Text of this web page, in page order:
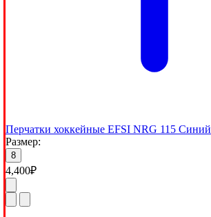
Перчатки хоккейные EFSI NRG 115 Синий
Размер:
8
4,400₽